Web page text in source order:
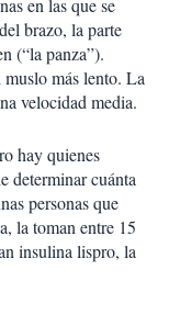
en las que se
brazo, la parte
(“la panza”).
más lento. La
velocidad media.
hay quienes
determinar cuánta
personas que
la toman entre 15
insulina lispro, la